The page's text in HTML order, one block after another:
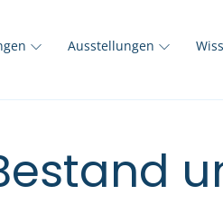
Ausstellungen